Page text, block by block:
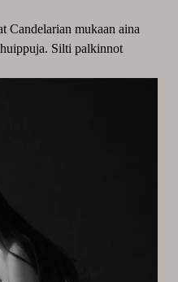
Candelarian mukaan aina
Silti palkinnot